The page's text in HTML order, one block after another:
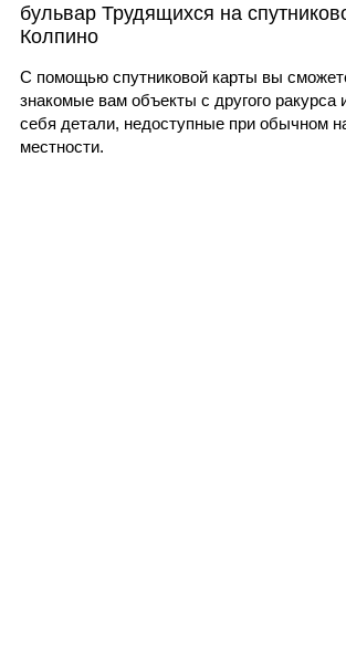
бульвар Трудящихся на
Колпино
С помощью спутниковой карты вы
знакомые вам объекты с другого ракурса
себя детали, недоступные при обычном
местности.